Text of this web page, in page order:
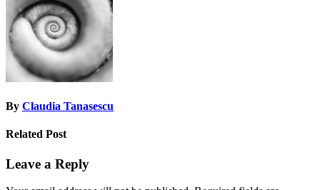
By Claudia Tanasescu
Related Post
Leave a Reply